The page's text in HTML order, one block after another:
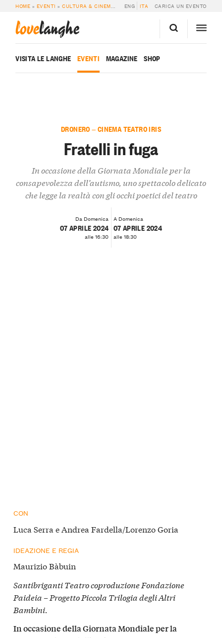
HOME » EVENTI »CULTURA & CINEMA » FRATELLI IN FUGA
ENG ITA CARICA UN EVENTO
lovelanghe
VISITA LE LANGHE EVENTI MAGAZINE SHOP
DRONERO — CINEMA TEATRO IRIS
Fratelli in fuga
In occasione della Giornata Mondiale per la
consapevolezza dell’autismo, uno spettacolo delicato
che legge la realtà con gli occhi poetici del teatro
Da Domenica
07 APRILE 2024
alle 16:30
A Domenica
07 APRILE 2024
alle 18:30
CON
Luca Serra e Andrea Fardella/Lorenzo Goria
IDEAZIONE E REGIA
Maurizio Bàbuin
Santibriganti Teatro coproduzione Fondazione
Paideia – Progetto Piccola Trilogia degli Altri
Bambini.
In occasione della Giornata Mondiale per la